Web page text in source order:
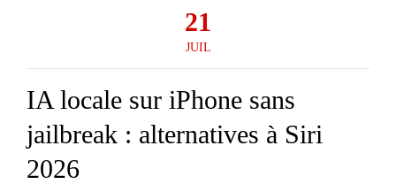
21
JUIL
IA locale sur iPhone sans
jailbreak : alternatives à Siri
2026